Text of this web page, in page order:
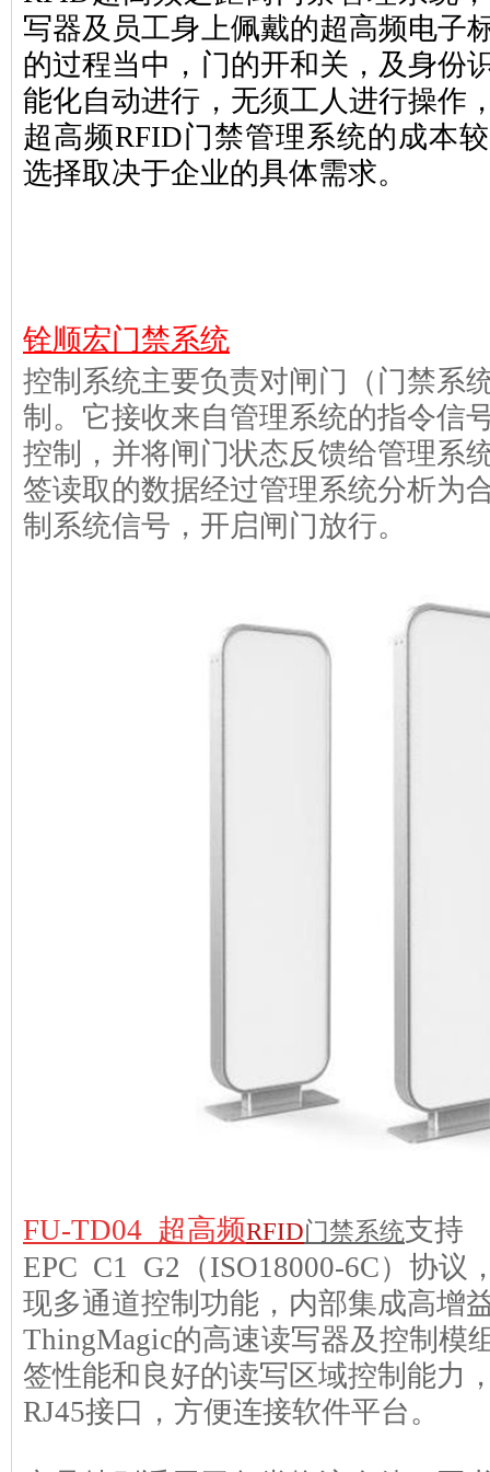
写器及员工身上佩戴的超高频电子
的过程当中，门的开和关，及身份
能化自动进行，无须工人进行操作
超高频RFID门禁管理系统的成本
选择取决于企业的具体需求。
铨顺宏门禁系统
控制系统主要负责对闸门（门禁系
制。它接收来自管理系统的指令信
控制，并将闸门状态反馈给管理系
签读取的数据经过管理系统分析为
制系统信号，开启闸门放行。
FU-TD04 超高频RFID门禁系统支持
EPC C1 G2（ISO18000-6C）协议
现多通道控制功能，内部集成高增
ThingMagic的高速读写器及控制模
签性能和良好的读写区域控制能力
RJ45接口，方便连接软件平台。